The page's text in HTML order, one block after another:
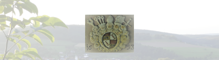
Skip
to
content
Skip
to
main
navigation
Skip
to
footer